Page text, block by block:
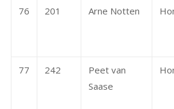
76 201 Arne Notten
77 242
Peet van
Saase